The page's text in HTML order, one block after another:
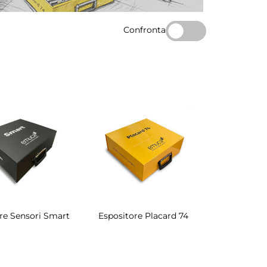
Confronta
Sensori Smart Espositore Placard 74